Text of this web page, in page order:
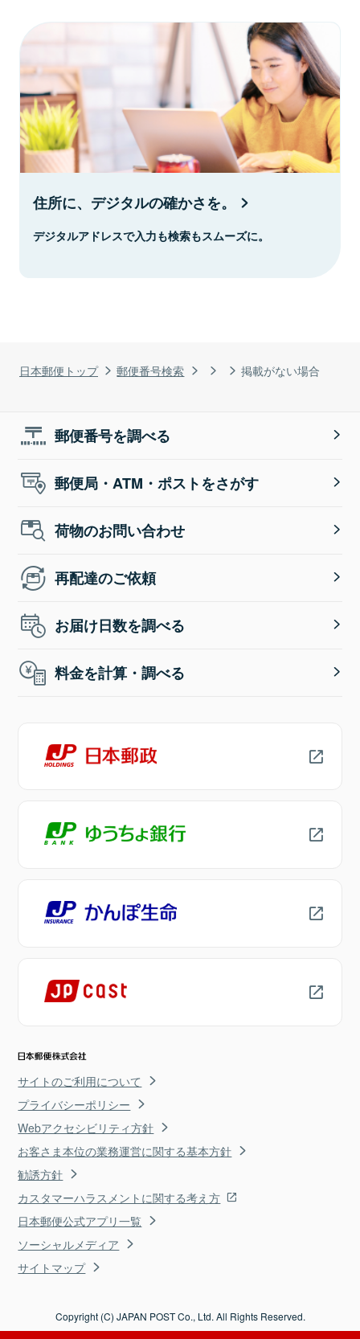
日本郵便トップ 郵便番号検索 掲載がない場合
住所に、デジタルの確かさを。
デジタルアドレスで入力も検索もスムーズに。
郵便番号を調べる
郵便局・ATM・ポストをさがす
荷物のお問い合わせ
再配達のご依頼
お届け日数を調べる
料金を計算・調べる
サイトのご利用について
プライバシーポリシー
Webアクセシビリティ方針
お客さま本位の業務運営に関する基本方針
勧誘方針
カスタマーハラスメントに関する考え方
日本郵便公式アプリ一覧
ソーシャルメディア
サイトマップ
Copyright (C) JAPAN POST Co., Ltd. All Rights Reserved.